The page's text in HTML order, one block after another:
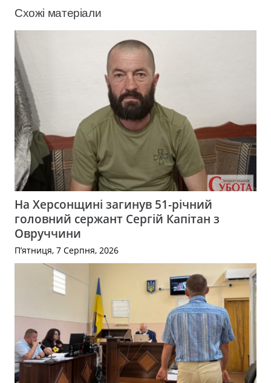
Схожі матеріали
На Херсонщині загинув 51-річний
головний сержант Сергій Капітан з
Овруччини
П’ятниця, 7 Серпня, 2026